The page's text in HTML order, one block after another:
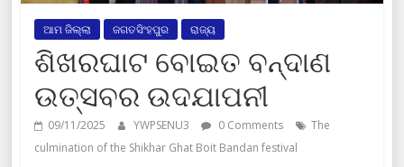
ଆମ ଜିଲ୍ଲା ଜଗତସିଂହପୁର ରାଜ୍ୟ
ଶିଖରଘାଟ ବୋଇତ ବନ୍ଦାଣ
ଉତ୍ସବର ଉଦଯାପନୀ
09/11/2025 YWPSENU3 0 Comments
The
culmination of the Shikhar Ghat Boit Bandan festival